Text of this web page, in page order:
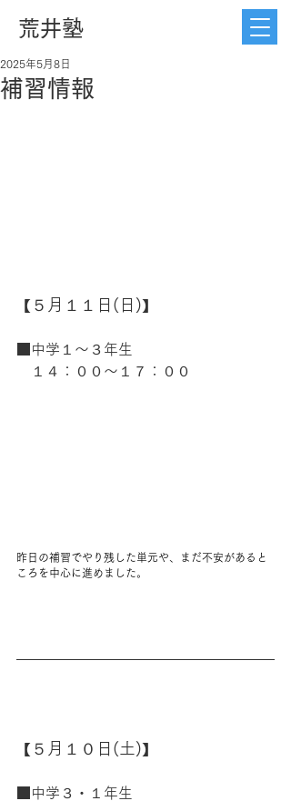
荒井塾
補習情報
2025年5月8日
【 ５月１１日(日)】
■中学１〜３年生
１４：００〜１７：００
昨日の補習でやり残した単元や、まだ不安があると
ころを中心に進めました。
【 ５月１０日(土)】
■中学３・１年生